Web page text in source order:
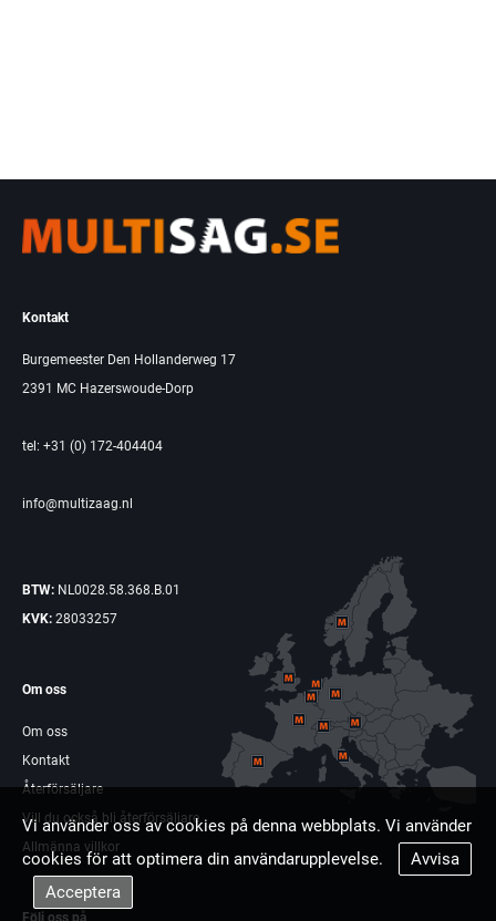
Kontakt
Burgemeester Den Hollanderweg 17
2391 MC Hazerswoude-Dorp
tel: +31 (0) 172-404404
info@multizaag.nl
BTW: NL0028.58.368.B.01
KVK: 28033257
Om oss
Om oss
Kontakt
Återförsäljare
Vill du också bli återförsäljare
Allmänna villkor
Följ oss på
Vi använder oss av cookies på denna webbplats. Vi använder
cookies för att optimera din användarupplevelse.
Avvisa
Acceptera